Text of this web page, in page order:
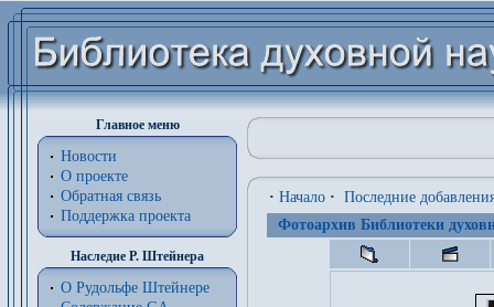
Главное меню
Новости
О проекте
Обратная связь
Поддержка проекта
Наследие Р. Штейнера
О Рудольфе Штейнере
· Начало · Последние
Фотоархив Библиотеки